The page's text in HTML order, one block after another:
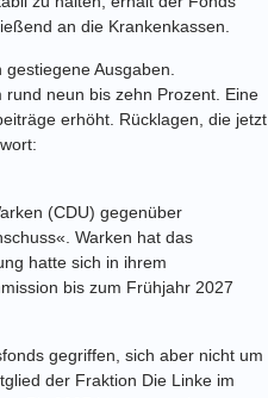
an die Krankenkassen.
Ausgaben.
neun bis zehn Prozent. Eine
erhöht. Rücklagen, die jetzt
(CDU) gegenüber
Warken hat das
hatte sich in ihrem
bis zum Frühjahr 2027
gegriffen, sich aber nicht um
der Fraktion Die Linke im